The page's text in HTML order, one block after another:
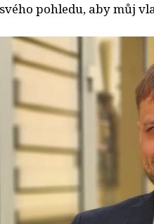
pohledu, aby můj